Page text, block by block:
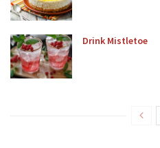
Drink Mistletoe